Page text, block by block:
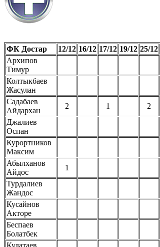
ФК Достар 12/12 16/12 17/12 19/12 25/12
Архипов
Тимур
Колтыкбаев
Жасулан
Садабаев
Айдархан
2 1 2
Джалиев
Оспан
Курортников
Максим
Абылханов
Айдос
1
Турдалиев
Жандос
Кусайнов
Акторе
Беспаев
Болатбек
Кулатаев